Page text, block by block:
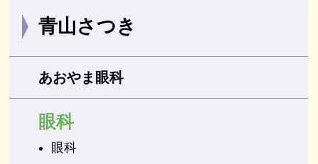
青山さつき
あおやま眼科
眼科
眼科